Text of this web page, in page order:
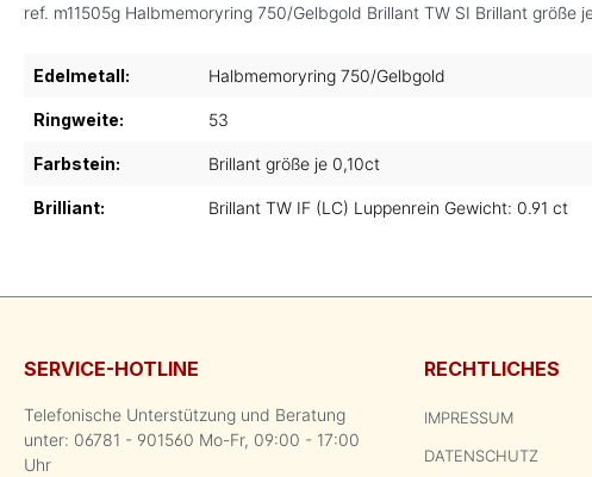
ref. m11505g Halbmemoryring 750/Gelbgold Brillant TW SI Brillant
Edelmetall: Halbmemoryring 750/Gelbgold
Ringweite: 53
Farbstein: Brillant größe je 0,10ct
Brilliant: Brillant TW IF (LC) Luppenrein Gewicht: 0.91 ct
SERVICE-HOTLINE
Telefonische Unterstützung und Beratung
unter: 06781 - 901560 Mo-Fr, 09:00 - 17:00
Uhr
RECHTLICHES
IMPRESSUM
DATENSCHUTZ